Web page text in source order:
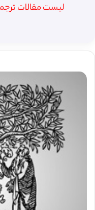
لیست مقالات